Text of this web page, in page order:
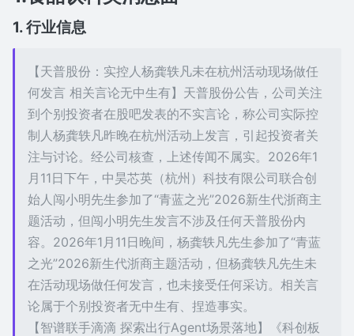
1. 行业信息
【天普股份：实控人杨龚轶凡未在杭州活动现场做任
何发言 相关言论无中生有】天普股份公告，公司关注
到个别投资者在股吧发表的不实言论，称公司实际控
制人杨龚轶凡昨晚在杭州活动上发言，引起投资者关
注与讨论。经公司核查，上述传闻不属实。2026年1
月11日下午，中昊芯英（杭州）科技有限公司联合创
始人闯小明先生参加了“青蓝之光”2026新生代浙商主
题活动，但闯小明先生发言不涉及任何天普股份内
容。2026年1月11日晚间，杨龚轶凡先生参加了“青蓝
之光”2026新生代浙商主题活动，但杨龚轶凡先生未
在活动现场做任何发言，也未接受任何采访。相关言
论属于个别投资者无中生有、捏造事实。
【智谱联手滴滴 探索出行Agent场景落地】《科创板